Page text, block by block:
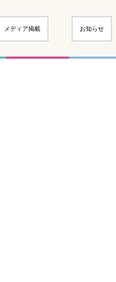
メディア掲載 お知らせ